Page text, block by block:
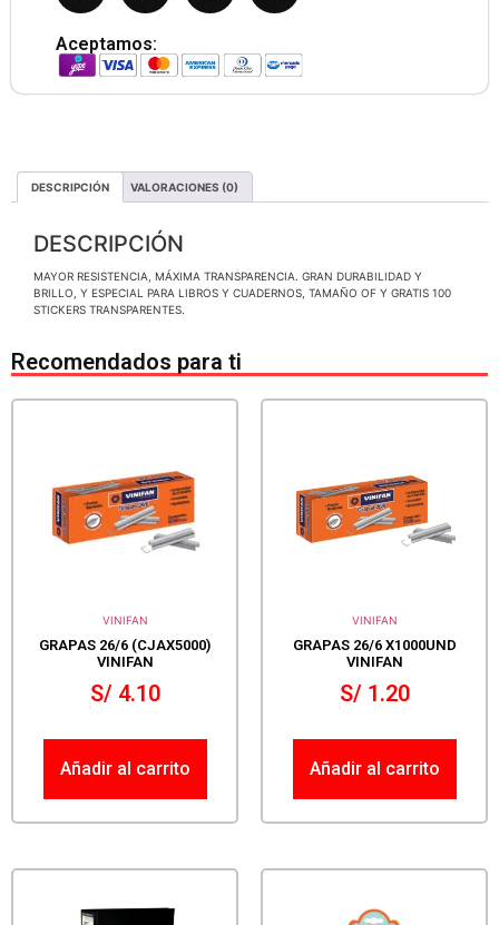
Aceptamos:
DESCRIPCIÓN VALORACIONES (0)
DESCRIPCIÓN
MAYOR RESISTENCIA, MÁXIMA TRANSPARENCIA. GRAN DURABILIDAD Y
BRILLO, Y ESPECIAL PARA LIBROS Y CUADERNOS, TAMAÑO OF Y GRATIS 100
STICKERS TRANSPARENTES.
Recomendados para ti
VINIFAN
GRAPAS 26/6 (CJAX5000)
VINIFAN
S/4.10
Añadir al carrito
VINIFAN
GRAPAS 26/6 X1000UND
VINIFAN
S/1.20
Añadir al carrito